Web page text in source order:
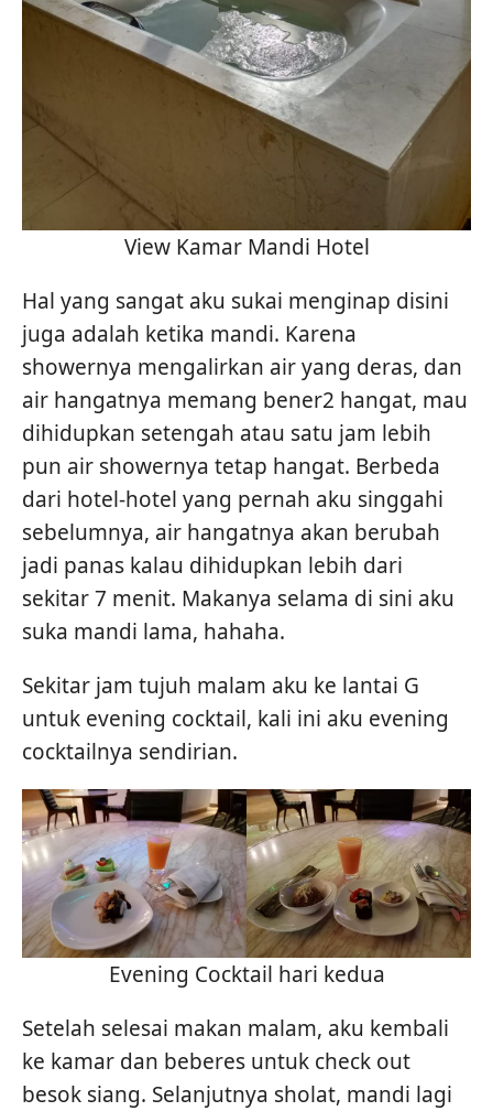
View Kamar Mandi Hotel
Hal yang sangat aku sukai menginap disini
juga adalah ketika mandi. Karena
showernya mengalirkan air yang deras, dan
air hangatnya memang bener2 hangat, mau
dihidupkan setengah atau satu jam lebih
pun air showernya tetap hangat. Berbeda
dari hotel-hotel yang pernah aku singgahi
sebelumnya, air hangatnya akan berubah
jadi panas kalau dihidupkan lebih dari
sekitar 7 menit. Makanya selama di sini aku
suka mandi lama, hahaha.
Sekitar jam tujuh malam aku ke lantai G
untuk evening cocktail, kali ini aku evening
cocktailnya sendirian.
Evening Cocktail hari kedua
Setelah selesai makan malam, aku kembali
ke kamar dan beberes untuk check out
besok siang. Selanjutnya sholat, mandi lagi